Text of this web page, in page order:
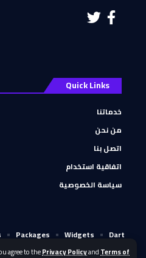
agree to thePrivacy PolicyandTerms of
Quick Links
خدماتنا
من نحن
اتصل بنا
اتفاقية استخدام
سياسة الخصوصية
Dart
Widgets
Packages
تثبيت Dart